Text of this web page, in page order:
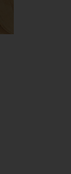
CHARM + KEYCHAIN